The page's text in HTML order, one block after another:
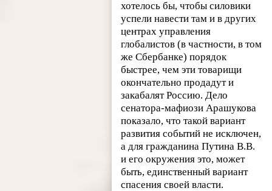
хотелось бы, чтобы силовики
успели навести там и в других
центрах управления
глобалистов (в частности, в том
же Сбербанке) порядок
быстрее, чем эти товарищи
окончательно продадут и
закабалят Россию. Дело
сенатора-мафиози Арашукова
показало, что такой вариант
развития событий не исключен,
а для гражданина Путина В.В.
и его окружения это, может
быть, единственный вариант
спасения своей власти.